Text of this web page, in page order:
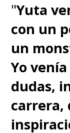
"Yuta
con un
un
Yo
dudas,
carrera,